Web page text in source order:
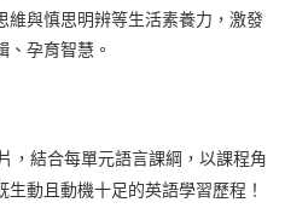
維與慎思明辨等生活素養力，激發
、孕育智慧。
，結合每單元語言課綱，以課程角
動且動機十足的英語學習歷程！